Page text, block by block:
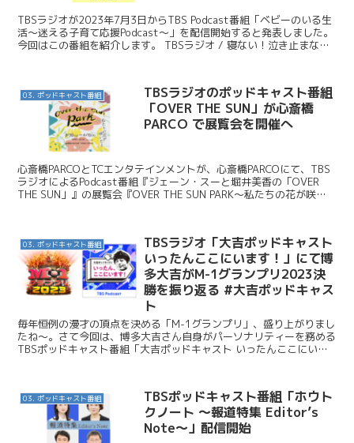
TBSラジオが2023年7月3日からTBS Podcast番組「ベビーのいる生
活～迷える子育て応援Podcast～」を配信開始すると発表しました。
今回はこの番組を紹介します。 TBSラジオ / 寝ない！泣き止まな
03. ポッドキャスト番組
TBSラジオのポッドキャスト番組
「OVER THE SUN」が心斎橋
PARCO で展覧会を開催へ
心斎橋PARCOとTCエンタテインメントが、心斎橋PARCOにて、TBS
ラジオによるPodcast番組『ジェーン・スーと堀井美香の「OVER
THE SUN」』の展覧会『OVER THE SUN PARK～私たちの花が咲い
03. ポッドキャスト番組
TBSラジオ「大吉ポッドキャスト
いったんここにいます！」にて博
多大吉がM-1グランプリ2023決
勝を振り返る #大吉ポッドキャス
ト
毎年恒例の漫才の頂点を決める「M-1グランプリ」、盛り上がりまし
たね〜。さて今回は、博多大吉さん自身がパーソナリティーを務める
TBSポッドキャスト番組「大吉ポッドキャスト いったんここにいま
03. ポッドキャスト番組
TBSポッドキャスト番組「ホウト
クノート ～報道特集 Editor’s
Note～」配信開始